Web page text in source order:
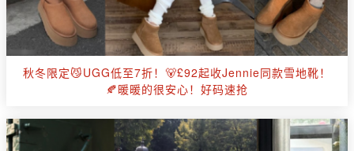
秋冬限定😼UGG低至7折！🐻£92起收Jennie同款雪地靴！
🍂暖暖的很安心！好码速抢